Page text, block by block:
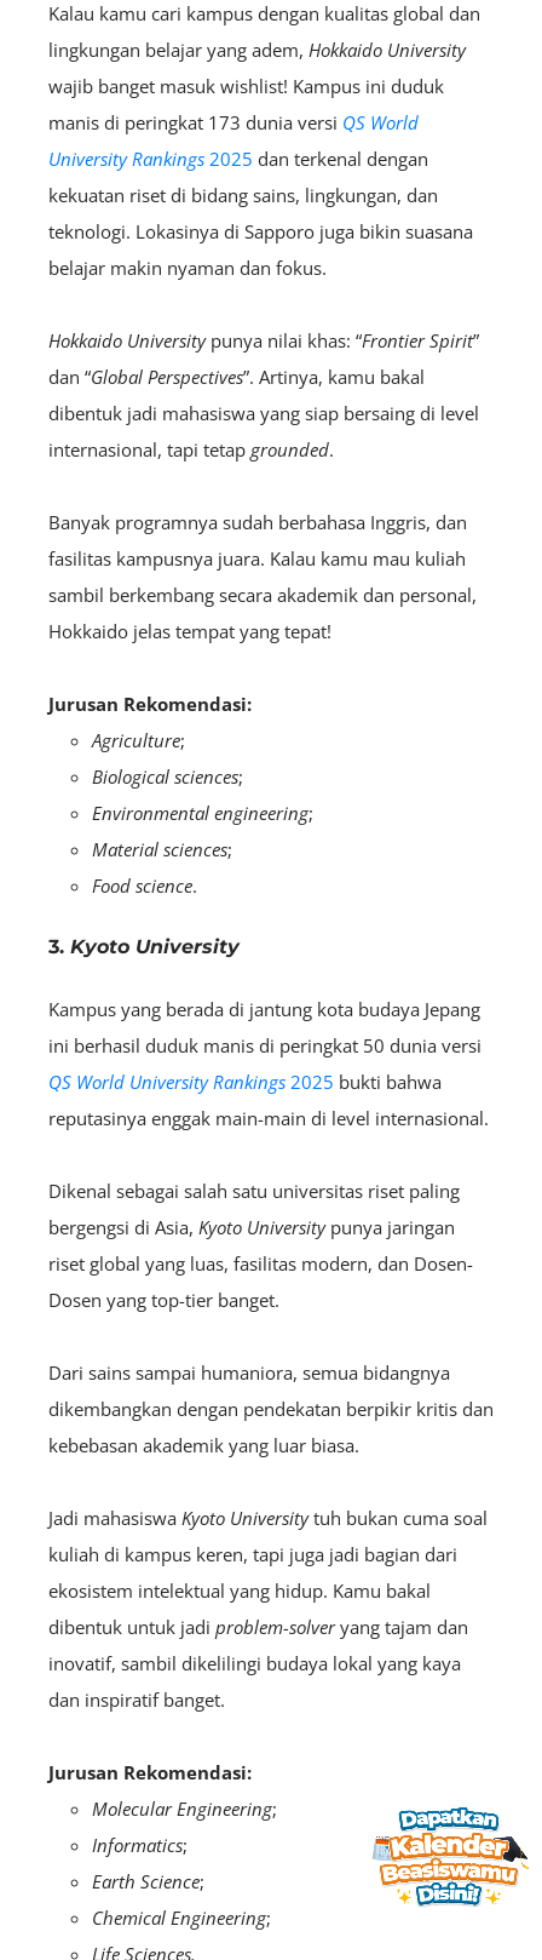
Kalau kamu cari kampus dengan kualitas global dan
lingkungan belajar yang adem, Hokkaido University
wajib banget masuk wishlist! Kampus ini duduk
manis di peringkat 173 dunia versi QS World
University Rankings 2025 dan terkenal dengan
kekuatan riset di bidang sains, lingkungan, dan
teknologi. Lokasinya di Sapporo juga bikin suasana
belajar makin nyaman dan fokus.
Hokkaido Universitypunya nilai khas: “Frontier Spirit”
dan “Global Perspectives”. Artinya, kamu bakal
dibentuk jadi mahasiswa yang siap bersaing di level
internasional, tapi tetap grounded.
Banyak programnya sudah berbahasa Inggris, dan
fasilitas kampusnya juara. Kalau kamu mau kuliah
sambil berkembang secara akademik dan personal,
Hokkaido jelas tempat yang tepat!
Jurusan Rekomendasi:
Agriculture;
Biological sciences;
Environmental engineering;
Material sciences;
Food science.
3. Kyoto University
Kampus yang berada di jantung kota budaya Jepang
ini berhasil duduk manis di peringkat 50 dunia versi
QS World University Rankings 2025 bukti bahwa
reputasinya enggak main-main di level internasional.
Dikenal sebagai salah satu universitas riset paling
bergengsi di Asia, Kyoto Universitypunya jaringan
riset global yang luas, fasilitas modern, dan Dosen-
Dosen yang top-tier banget.
Dari sains sampai humaniora, semua bidangnya
dikembangkan dengan pendekatan berpikir kritis dan
kebebasan akademik yang luar biasa.
Jadi mahasiswa Kyoto Universitytuh bukan cuma soal
kuliah di kampus keren, tapi juga jadi bagian dari
ekosistem intelektual yang hidup. Kamu bakal
dibentuk untuk jadi problem-solveryang tajam dan
inovatif, sambil dikelilingi budaya lokal yang kaya
dan inspiratif banget.
Jurusan Rekomendasi:
Molecular Engineering;
Informatics;
Earth Science;
Chemical Engineering;
Life Sciences.